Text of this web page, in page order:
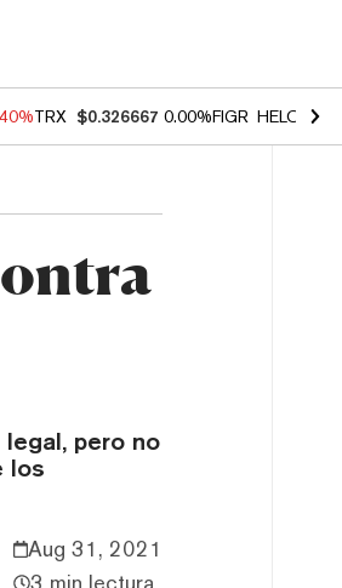
TRX $0.326667 0.00%FIGR_HELOC
pero no
los
Aug 31, 2021
3 min lectura